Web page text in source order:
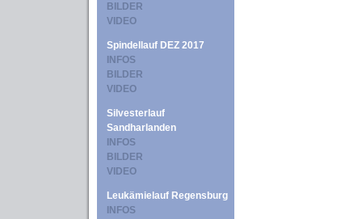
BILDER
VIDEO
Spindellauf DEZ 2017
INFOS
BILDER
VIDEO
Silvesterlauf
Sandharlanden
INFOS
BILDER
VIDEO
Leukämielauf Regensburg
INFOS